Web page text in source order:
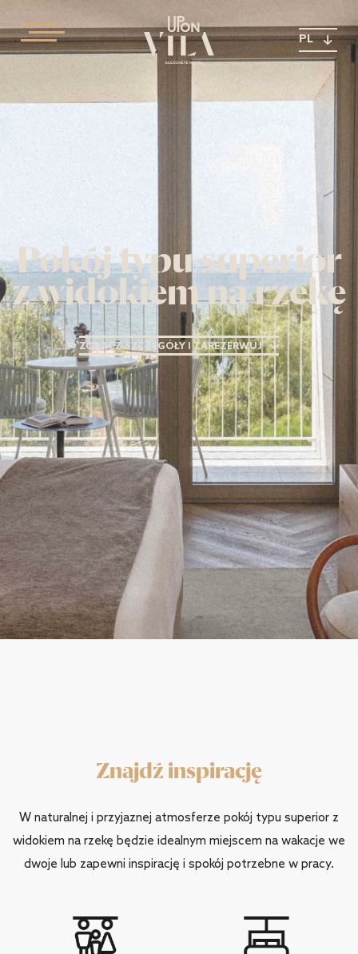
PL
Pokój typu superior
z widokiem na rzekę
ZOBACZ SZCZEGÓŁY I ZAREZERWUJ
Znajdź inspirację
W naturalnej i przyjaznej atmosferze pokój typu superior z
widokiem na rzekę będzie idealnym miejscem na wakacje we
dwoje lub zapewni inspirację i spokój potrzebne w pracy.